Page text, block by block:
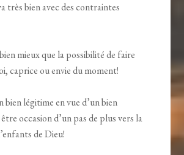
très bien avec des contraintes
mieux que la possibilité de faire
caprice ou envie du moment!
bien légitime en vue d’un bien
occasion d’un pas de plus vers la
de Dieu!